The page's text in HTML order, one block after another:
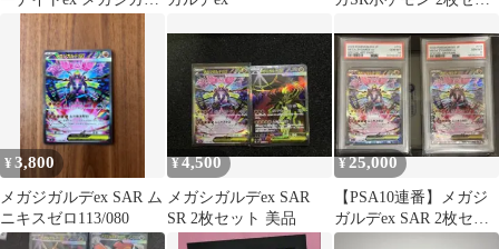
デex メガミミロップex
¥3,800
メガジガルデex SAR ム
ニキスゼロ113/080
¥4,500
メガシガルデex SAR
SR 2枚セット 美品
¥25,000
【PSA10連番】メガジ
ガルデex SAR 2枚セッ
ト ポケカ